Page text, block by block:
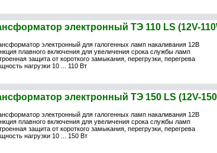
электронный ТЭ 110 LS (12V-
электронный для галогенных ламп накаливания 12В
плавного включения для увеличения срока службы ламп
защита от короткого замыкания, перегрузки, перегрева
нагрузки 10 ... 110 Вт
электронный ТЭ 150 LS (12V-
электронный для галогенных ламп накаливания 12В
плавного включения для увеличения срока службы ламп
защита от короткого замыкания, перегрузки, перегрева
нагрузки 10 ... 150 Вт